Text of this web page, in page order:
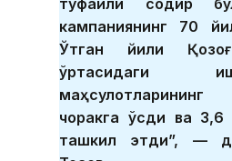
кампаниянинг 70
Ўтган йили
ўртасидаги
чоракга ўсди ва
ташкил этди”, —